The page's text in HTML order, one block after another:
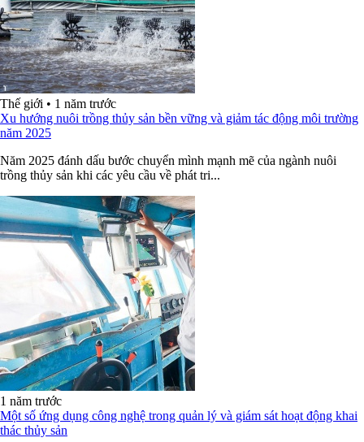
Thế giới • 1 năm trước
Xu hướng nuôi trồng thủy sản bền vững và giảm tác động môi trường
năm 2025
Năm 2025 đánh dấu bước chuyển mình mạnh mẽ của ngành nuôi
trồng thủy sản khi các yêu cầu về phát tri...
1 năm trước
Một số ứng dụng công nghệ trong quản lý và giám sát hoạt động khai
thác thủy sản